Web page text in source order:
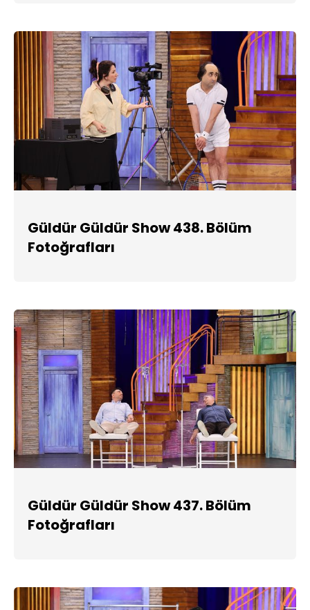
Güldür Güldür Show 438. Bölüm
Fotoğrafları
Güldür Güldür Show 437. Bölüm
Fotoğrafları